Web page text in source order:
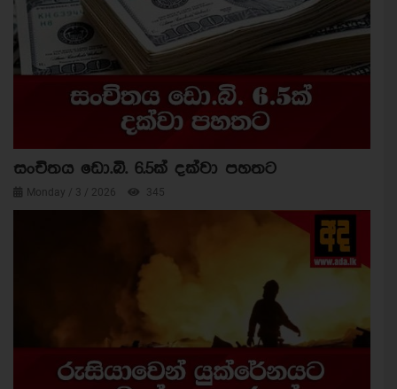
සංචිතය ඩො.බි. 6.5ක් දක්වා පහතට
Monday / 3 / 2026 345